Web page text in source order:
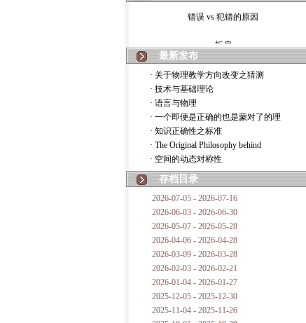
如何锁定人类科学
20世纪物理学
复杂情势下之最佳优先考虑
成功与别人的帮助
对抗真理的结果
最新发布
· 关于物理教学方向改变之猜测
· 技术与基础理论
· 语言与物理
· 一个即便是正确的也是蒙对了的理
· 知识正确性之标准
· The Original Philosophy behind
· 空间的动态对称性
存档目录
2026-07-05 - 2026-07-16
2026-06-03 - 2026-06-30
2026-05-07 - 2026-05-28
2026-04-06 - 2026-04-28
2026-03-09 - 2026-03-28
2026-02-03 - 2026-02-21
2026-01-04 - 2026-01-27
2025-12-05 - 2025-12-30
2025-11-04 - 2025-11-26